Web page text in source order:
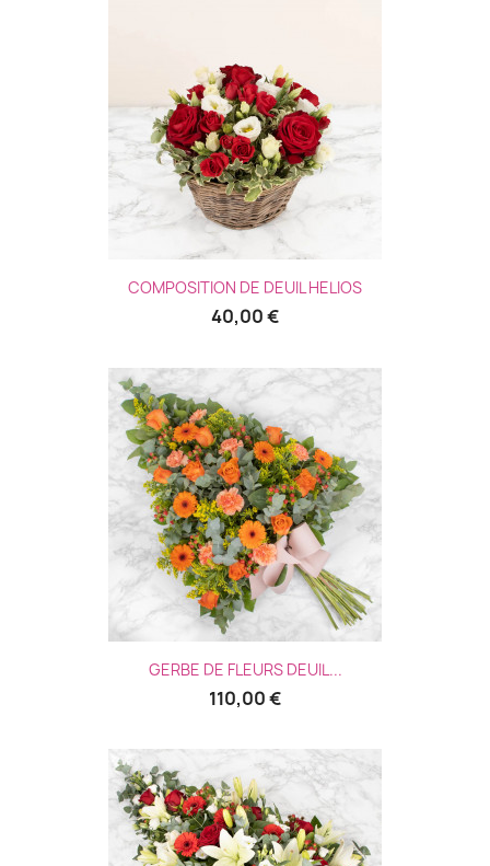
COMPOSITION DE DEUIL HELIOS
40,00 €
GERBE DE FLEURS DEUIL...
110,00 €